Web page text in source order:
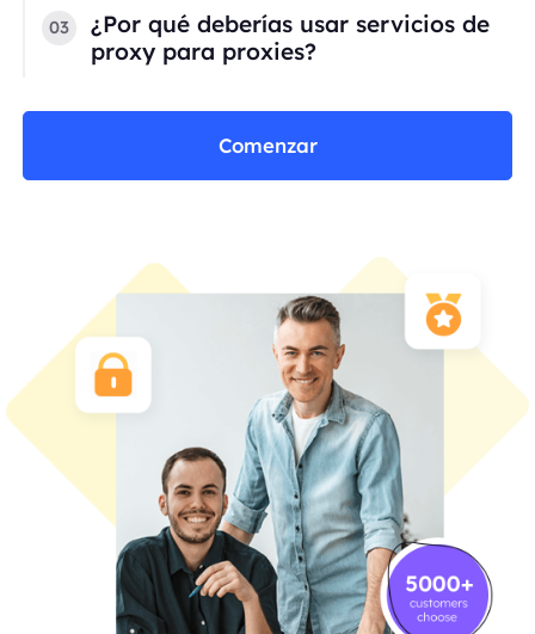
03
¿Por qué deberías usar servicios de
proxy para proxies?
Comenzar